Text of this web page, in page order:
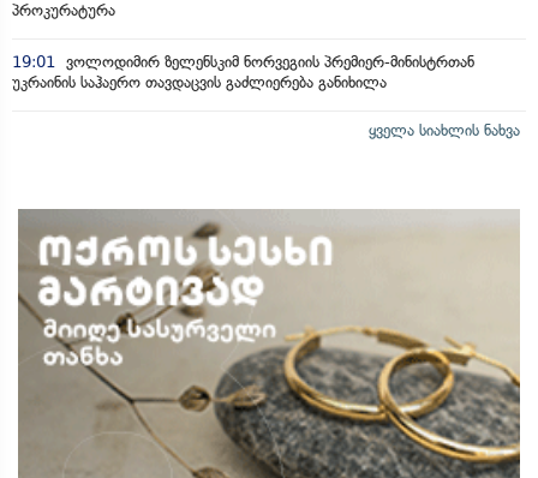
პროკურატურა
19:01 ვოლოდიმირ ზელენსკიმ ნორვეგიის პრემიერ-მინისტრთან
უკრაინის საჰაერო თავდაცვის გაძლიერება განიხილა
ყველა სიახლის ნახვა